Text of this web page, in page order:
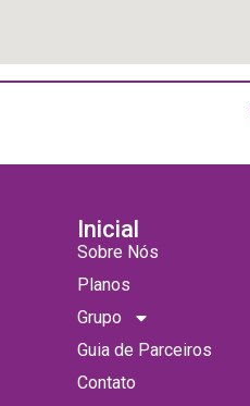
Inicial
Sobre Nós
Planos
Grupo
Guia de Parceiros
Contato